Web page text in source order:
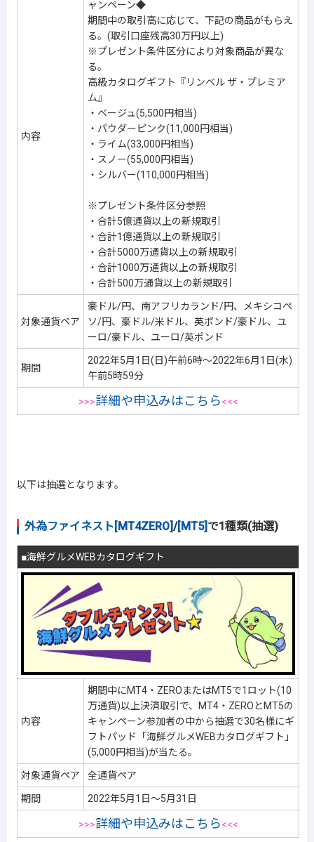
内容
ャンペーン◆
期間中の取引高に応じて、下記の商品がもらえ
る。(取引口座残高30万円以上)
※プレゼント条件区分により対象商品が異な
る。
高級カタログギフト『リンベル ザ・プレミア
ム』
・ベージュ(5,500円相当)
・パウダーピンク(11,000円相当)
・ライム(33,000円相当)
・スノー(55,000円相当)
・シルバー(110,000円相当)
※プレゼント条件区分参照
・合計5億通貨以上の新規取引
・合計1億通貨以上の新規取引
・合計5000万通貨以上の新規取引
・合計1000万通貨以上の新規取引
・合計500万通貨以上の新規取引
対象通貨ペア
豪ドル/円、南アフリカランド/円、メキシコペ
ソ/円、豪ドル/米ドル、英ポンド/豪ドル、ユ
ーロ/豪ドル、ユーロ/英ポンド
期間
2022年5月1日(日)午前6時～2022年6月1日(水)
午前5時59分
>>>詳細や申込みはこちら<<<
以下は抽選となります。
外為ファイネスト[MT4ZERO]/[MT5] で1種類(抽選)
■海鮮グルメWEBカタログギフト
内容
期間中にMT4・ZEROまたはMT5で1ロット(10
万通貨)以上決済取引で、MT4・ZEROとMT5の
キャンペーン参加者の中から抽選で30名様にギ
フトパッド「海鮮グルメWEBカタログギフト」
(5,000円相当)が当たる。
対象通貨ペア 全通貨ペア
期間 2022年5月1日～5月31日
>>>詳細や申込みはこちら<<<